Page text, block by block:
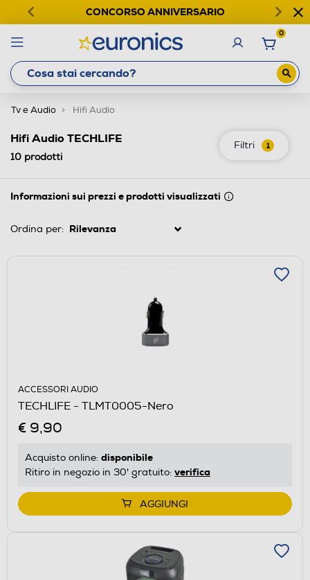
CONCORSO ANNIVERSARIO
0
Tv e Audio Hifi Audio
Filtri 1
Hifi Audio TECHLIFE
10 prodotti
Informazioni sui prezzi e prodotti visualizzati
Ordina per:
ACCESSORI AUDIO
TECHLIFE - TLMT0005-Nero
€ 9,90
Acquisto online: disponibile
Ritiro in negozio in 30' gratuito: verifica
AGGIUNGI